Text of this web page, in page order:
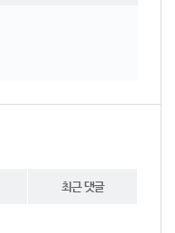
최근 댓글